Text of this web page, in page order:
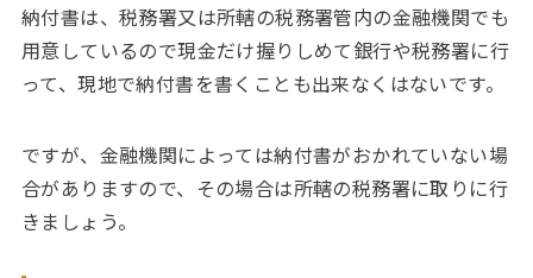
納付書は、税務署又は所轄の税務署管内の金融機関でも
用意しているので現金だけ握りしめて銀行や税務署に行
って、現地で納付書を書くことも出来なくはないです。
ですが、金融機関によっては納付書がおかれていない場
合がありますので、その場合は所轄の税務署に取りに行
きましょう。